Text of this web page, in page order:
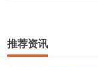
推荐资讯